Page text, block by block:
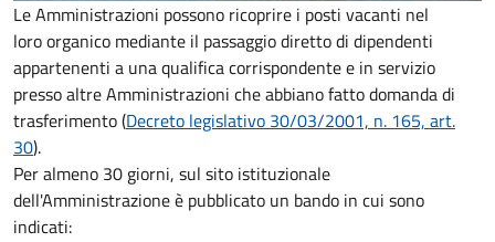
Le Amministrazioni possono ricoprire i posti vacanti nel
loro organico mediante il passaggio diretto di dipendenti
appartenenti a una qualifica corrispondente e in servizio
presso altre Amministrazioni che abbiano fatto domanda di
trasferimento (Decreto legislativo 30/03/2001, n. 165, art.
30).
Per almeno 30 giorni, sul sito istituzionale
dell'Amministrazione è pubblicato un bando in cui sono
indicati: